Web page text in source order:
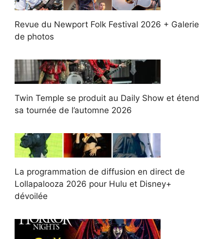
Revue du Newport Folk Festival 2026 + Galerie
de photos
Twin Temple se produit au Daily Show et étend
sa tournée de l’automne 2026
La programmation de diffusion en direct de
Lollapalooza 2026 pour Hulu et Disney+
dévoilée